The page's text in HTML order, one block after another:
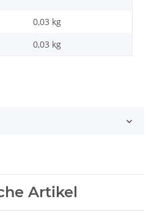
0,03 kg
0,03 kg
Artikel